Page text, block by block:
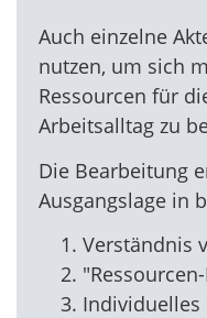
Auch einzelne
nutzen, um sich
Ressourcen für
Arbeitsalltag zu
Die Bearbeitung
Ausgangslage in
Verständnis
Individuelles